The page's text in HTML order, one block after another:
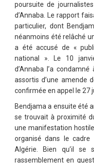
poursuite de
d’Annaba. Le rapport
particulier, dont
néanmoins été relâché
a été accusé de «
national ». Le 10
d’Annaba l’a
assortis d’une amende
confirmée en appel le 27
Bendjama a ensuite été
se trouvait à proximité
une manifestation
organisé dans le cadre
Algérie. Bien qu’il se
rassemblement en